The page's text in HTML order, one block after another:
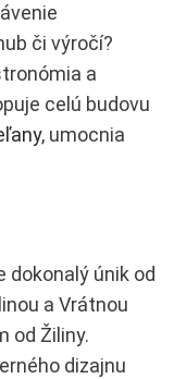
či výročí?
a
celú budovu
, umocnia
únik od
a Vrátnou
od Žiliny.
dizajnu